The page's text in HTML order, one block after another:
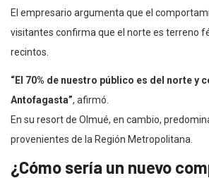
El empresario argumenta que el
visitantes confirma que el norte es terreno
recintos.
“El 70% de nuestro público es del norte y
Antofagasta”, afirmó.
En su resort de Olmué, en cambio,
provenientes de la Región Metropolitana.
¿Cómo sería un nuevo